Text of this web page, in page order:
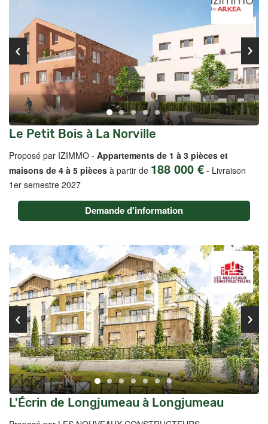
Le Petit Bois à La Norville
Proposé par IZIMMO - Appartements de 1 à 3 pièces et
maisons de 4 à 5 pièces à partir de 188 000 € - Livraison
1er semestre 2027
Demande d'information
L'Écrin de Longjumeau à Longjumeau